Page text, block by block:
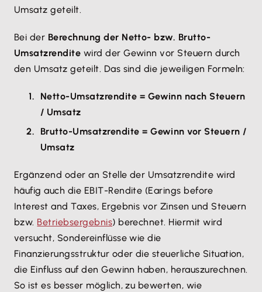
Umsatz geteilt.
Bei der Berechnung der Netto- bzw. Brutto-
Umsatzrendite wird der Gewinn vor Steuern durch
den Umsatz geteilt. Das sind die jeweiligen Formeln:
Netto-Umsatzrendite = Gewinn nach Steuern
/ Umsatz
Brutto-Umsatzrendite = Gewinn vor Steuern /
Umsatz
Ergänzend oder an Stelle der Umsatzrendite wird
häufig auch die EBIT-Rendite (Earings before
Interest and Taxes, Ergebnis vor Zinsen und Steuern
bzw. Betriebsergebnis) berechnet. Hiermit wird
versucht, Sondereinflüsse wie die
Finanzierungsstruktur oder die steuerliche Situation,
die Einfluss auf den Gewinn haben, herauszurechnen.
So ist es besser möglich, zu bewerten, wie